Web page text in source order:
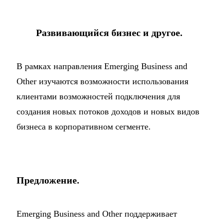
Развивающийся бизнес и другое.
В рамках направления Emerging Business and
Other изучаются возможности использования
клиентами возможностей подключения для
создания новых потоков доходов и новых видов
бизнеса в корпоративном сегменте.
Предложение.
Emerging Business and Other поддерживает